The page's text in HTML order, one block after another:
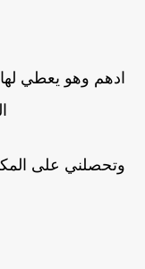
ادهم وهو يعطي لها
وتحصلني على